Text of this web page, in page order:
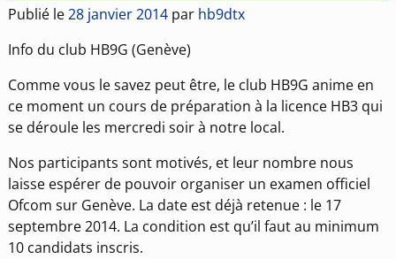
Publié le28 janvier 2014 par hb9dtx
Info du club HB9G (Genève)
Comme vous le savez peut être, le club HB9G anime en
ce moment un cours de préparation à la licence HB3 qui
se déroule les mercredi soir à notre local.
Nos participants sont motivés, et leur nombre nous
laisse espérer de pouvoir organiser un examen officiel
Ofcom sur Genève. La date est déjà retenue : le 17
septembre 2014. La condition est qu’il faut au minimum
10 candidats inscris.